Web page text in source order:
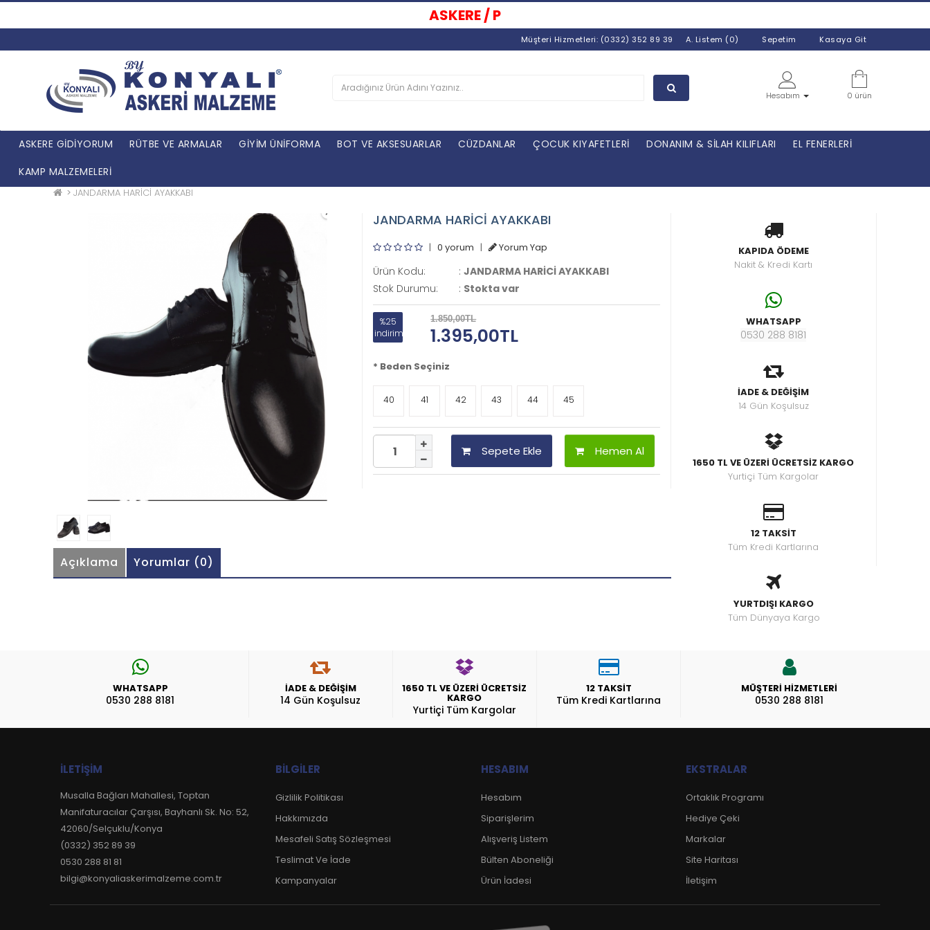
ASKERE / POLİSE SATIŞ
Müşteri Hizmetleri: (0332) 352 89 39 A. Listem (0) Sepetim Kasaya Git
Hesabım 0 ürün
ASKERE GİDİYORUM RÜTBE VE ARMALAR GİYİM ÜNİFORMA BOT VE AKSESUARLAR CÜZDANLAR ÇOCUK KIYAFETLERİ DONANIM & SİLAH KILIFLARI
EL FENERLERİ
KAMP MALZEMELERİ
JANDARMA HARİCİ AYAKKABI
JANDARMA HARİCİ AYAKKABI
|0 yorum | Yorum Yap
Ürün Kodu: :JANDARMA HARİCİ AYAKKABI
Stok Durumu:
: Stokta var
%25
indirim
1.850,00TL
1.395,00TL
* Beden Seçiniz
40 41 42 43 44 45
Sepete Ekle Hemen Al
Açıklama Yorumlar (0)
KAPIDA ÖDEME
Nakit & Kredi Kartı
WHATSAPP
0530 288 8181
İADE & DEĞİŞİM
14 Gün Koşulsuz
1650 TL VE ÜZERİ ÜCRETSİZ KARGO
Yurtiçi Tüm Kargolar
12 TAKSİT
Tüm Kredi Kartlarına
YURTDIŞI KARGO
Tüm Dünyaya Kargo
WHATSAPP
0530 288 8181
İADE & DEĞİŞİM
14 Gün Koşulsuz
1650 TL VE ÜZERİ ÜCRETSİZ
KARGO
Yurtiçi Tüm Kargolar
12 TAKSİT
Tüm Kredi Kartlarına
MÜŞTERI HIZMETLERI
0530 288 8181
İLETIŞIM
Musalla Bağları Mahallesi, Toptan
Manifaturacılar Çarşısı, Bayhanlı Sk. No: 52,
42060/Selçuklu/Konya
(0332) 352 89 39
0530 288 81 81
bilgi@konyaliaskerimalzeme.com.tr
BILGILER
Gizlilik Politikası
Hakkımızda
Mesafeli Satış Sözleşmesi
Teslimat Ve İade
Kampanyalar
HESABIM
Hesabım
Siparişlerim
Alışveriş Listem
Bülten Aboneliği
Ürün İadesi
EKSTRALAR
Ortaklık Programı
Hediye Çeki
Markalar
Site Haritası
İletişim